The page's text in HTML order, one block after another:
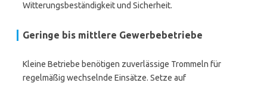
Witterungsbeständigkeit und Sicherheit.
Geringe bis mittlere Gewerbebetriebe
Kleine Betriebe benötigen zuverlässige Trommeln für
regelmäßig wechselnde Einsätze. Setze auf